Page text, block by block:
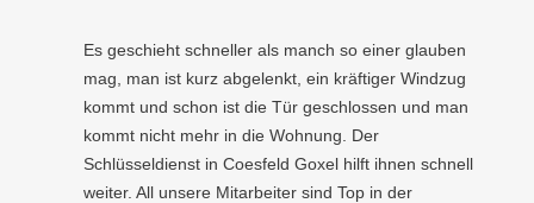
Es geschieht schneller als manch so einer glauben
mag, man ist kurz abgelenkt, ein kräftiger Windzug
kommt und schon ist die Tür geschlossen und man
kommt nicht mehr in die Wohnung. Der
Schlüsseldienst in Coesfeld Goxel hilft ihnen schnell
weiter. All unsere Mitarbeiter sind Top in der